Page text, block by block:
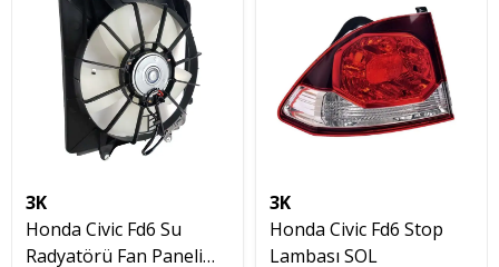
3K
Honda Civic Fd6 Su
Radyatörü Fan Paneli
3K
Honda Civic Fd6 Stop
Lambası SOL